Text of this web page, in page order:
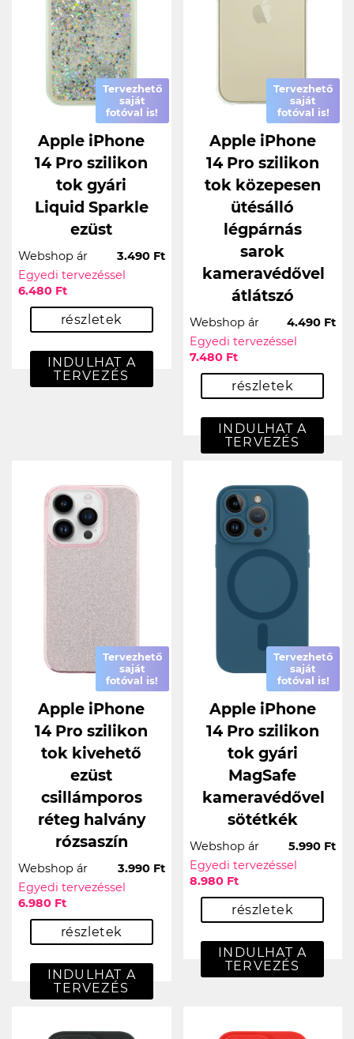
Tervezhető
saját
fotóval is!
Apple iPhone
14 Pro szilikon
tok gyári
Liquid Sparkle
ezüst
Webshop ár
3.490 Ft
Egyedi tervezéssel
6.480 Ft
részletek
INDULHAT A
TERVEZÉS
Tervezhető
saját
fotóval is!
Apple iPhone
14 Pro szilikon
tok közepesen
ütésálló
légpárnás
sarok
kameravédővel
átlátszó
Webshop ár
4.490 Ft
Egyedi tervezéssel
7.480 Ft
részletek
INDULHAT A
TERVEZÉS
Tervezhető
saját
fotóval is!
Apple iPhone
14 Pro szilikon
tok kivehető
ezüst
csillámporos
réteg halvány
rózsaszín
Webshop ár
3.990 Ft
Egyedi tervezéssel
6.980 Ft
részletek
INDULHAT A
TERVEZÉS
Tervezhető
saját
fotóval is!
Apple iPhone
14 Pro szilikon
tok gyári
MagSafe
kameravédővel
sötétkék
Webshop ár
5.990 Ft
Egyedi tervezéssel
8.980 Ft
részletek
INDULHAT A
TERVEZÉS